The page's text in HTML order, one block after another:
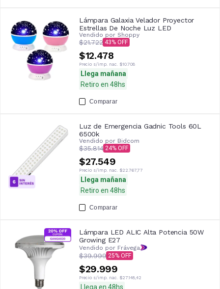
Lámpara Galaxia Velador Proyector
Estrellas De Noche Luz LED
Vendido por Shoppy
$21.722 43
$12.478
Precio s/imp. nac. $10.708
Llega mañana
Retiro en 48hs
Comparar
Luz de Emergencia Gadnic Tools 60L
6500k
Vendido por Bidcom
$35.814 24
$27.549
Precio s/imp. nac. $22.767,77
Llega mañana
Retiro en 48hs
Comparar
Lámpara LED ALIC Alta Potencia 50W
Growing E27
Vendido por Frávega
$39.999 25
$29.999
Precio s/imp. nac. $27.148,42
Llega en 48hs